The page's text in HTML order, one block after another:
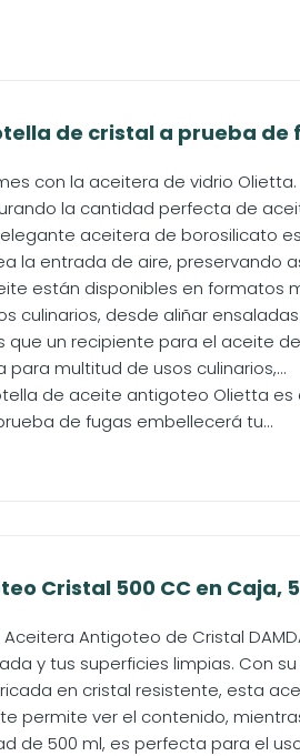
de cristal a prueba de
con la aceitera de vidrio
la cantidad perfecta de
aceitera de borosilicato
la entrada de aire, preservando
están disponibles en formatos
culinarios, desde aliñar
un recipiente para el aceite
multitud de usos culinarios,...
de aceite antigoteo Olietta
de fugas embellecerá tu...
Cristal 500 CC en Caja,
Antigoteo de Cristal
y tus superficies limpias. Con su
en cristal resistente, esta
permite ver el contenido,
de 500 ml, es perfecta para el